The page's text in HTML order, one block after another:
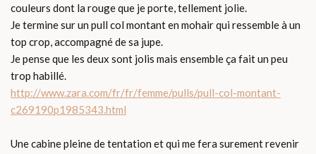
couleurs dont la rouge que je porte, tellement jolie.
Je termine sur un pull col montant en mohair qui ressemble à un
top crop, accompagné de sa jupe.
Je pense que les deux sont jolis mais ensemble ça fait un peu
trop habillé.
http://www.zara.com/fr/fr/femme/pulls/pull-col-montant-
c269190p1985343.html
Une cabine pleine de tentation et qui me fera surement revenir